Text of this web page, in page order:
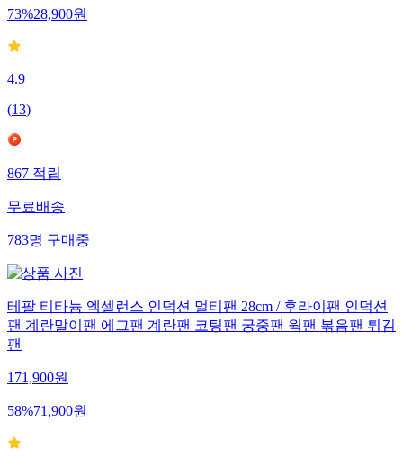
73%28,900원
4.9
(13)
867적립
무료배송
783명구매중
테팔 티타늄 엑셀런스 인덕션 멀티팬 28cm / 후라이팬 인덕션
팬 계란말이팬 에그팬 계란팬 코팅팬 궁중팬 웍팬 볶음팬 튀김
팬
171,900원
58%71,900원